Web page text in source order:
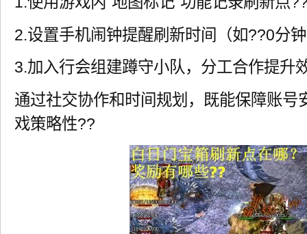
2.设置手机闹钟提醒刷新时间（如??0分
3.加入行会组建蹲守小队，分工合作提升
通过社交协作和时间规划，既能保障账号
戏策略性??